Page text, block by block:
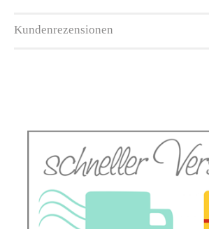
Kundenrezensionen